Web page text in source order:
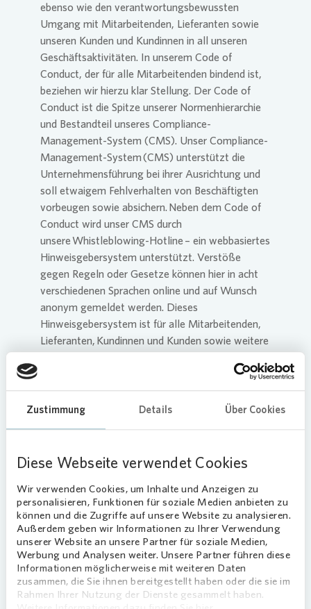
Zustimmung Details Über Cookies
Diese Webseite verwendet Cookies
Wir verwenden Cookies, um Inhalte und Anzeigen zu
personalisieren, Funktionen für soziale Medien anbieten zu
können und die Zugriffe auf unsere Website zu analysieren.
Außerdem geben wir Informationen zu Ihrer Verwendung
unserer Website an unsere Partner für soziale Medien,
Werbung und Analysen weiter. Unsere Partner führen diese
Informationen möglicherweise mit weiteren Daten
zusammen, die Sie ihnen bereitgestellt haben oder die sie im
Rahmen Ihrer Nutzung der Dienste gesammelt haben.
ebenso wie den verantwortungsbewussten
Umgang mit Mitarbeitenden, Lieferanten sowie
unseren Kunden und Kundinnen in all unseren
Geschäftsaktivitäten. In unserem Code of
Conduct, der für alle Mitarbeitenden bindend ist,
beziehen wir hierzu klar Stellung. Der Code of
Conduct ist die Spitze unserer Normenhierarchie
und Bestandteil unseres Compliance-
Management-System (CMS). Unser Compliance-
Management-System (CMS) unterstützt die
Unternehmensführung bei ihrer Ausrichtung und
soll etwaigem Fehlverhalten von Beschäftigten
vorbeugen sowie absichern. Neben dem Code of
Conduct wird unser CMS durch
unsere Whistleblowing-Hotline – ein webbasiertes
Hinweisgebersystem unterstützt. Verstöße
gegen Regeln oder Gesetze können hier in acht
verschiedenen Sprachen online und auf Wunsch
anonym gemeldet werden. Dieses
Hinweisgebersystem ist für alle Mitarbeitenden,
Lieferanten, Kundinnen und Kunden sowie weitere
erfassen und eine Basis für deren Management zu
schaffen. Die Verantwortlichkeit des CMS liegt
beim Vorstandsvorsitzenden. Unser Ansatz und
Marktposition.
Zuständigkeiten in unserer Compliance-Struktur
sind klar definiert. Unser Chief Compliance Officer
leitet den Bereich und berichtet direkt an den
Vorstandsvorsitzenden. Mindestens quartärlich
wird unser gesamter Vorstand über Compliance-
Themen informiert. Unser Aufsichtsrat erhält
halbjährlich umfassende Informationen zu
relevanten Compliance und Datenschutz Themen.